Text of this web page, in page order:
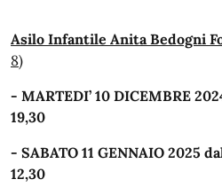
Asilo Infantile Anita Bedogni
8)
- MARTEDI’ 10 DICEMBRE
19,30
- SABATO 11 GENNAIO 2025
12,30